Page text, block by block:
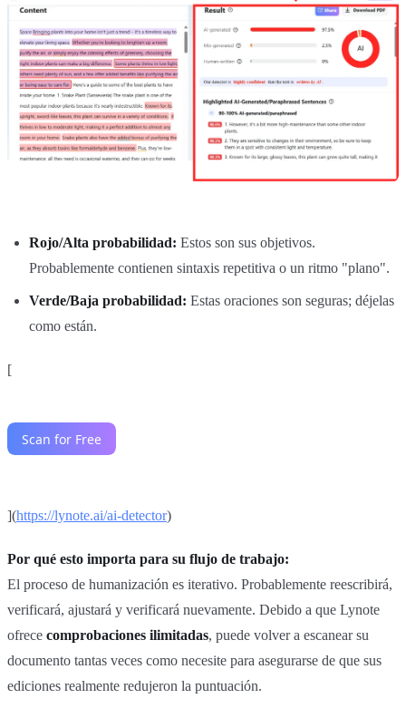
Rojo/Alta probabilidad: Estos son sus objetivos.
Probablemente contienen sintaxis repetitiva o un ritmo "plano".
Verde/Baja probabilidad: Estas oraciones son seguras; déjelas
como están.
[
](https://lynote.ai/ai-detector)
Por qué esto importa para su flujo de trabajo:
El proceso de humanización es iterativo. Probablemente reescribirá,
verificará, ajustará y verificará nuevamente. Debido a que Lynote
ofrece comprobaciones ilimitadas, puede volver a escanear su
documento tantas veces como necesite para asegurarse de que sus
ediciones realmente redujeron la puntuación.